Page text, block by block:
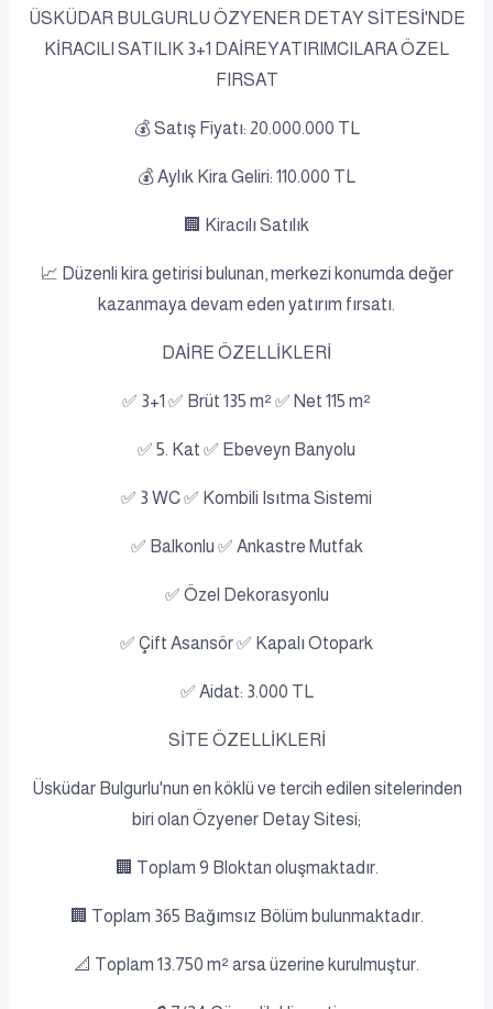
ÜSKÜDAR BULGURLU ÖZYENER DETAY SİTESİ'NDE
KİRACILI SATILIK 3+1 DAİREYATIRIMCILARA ÖZEL
FIRSAT
💰 Satış Fiyatı: 20.000.000 TL
💰 Aylık Kira Geliri: 110.000 TL
🏢 Kiracılı Satılık
📈 Düzenli kira getirisi bulunan, merkezi konumda değer
kazanmaya devam eden yatırım fırsatı.
DAİRE ÖZELLİKLERİ
✅ 3+1 ✅ Brüt 135 m² ✅ Net 115 m²
✅ 5. Kat ✅ Ebeveyn Banyolu
✅ 3 WC ✅ Kombili Isıtma Sistemi
✅ Balkonlu ✅ Ankastre Mutfak
✅ Özel Dekorasyonlu
✅ Çift Asansör ✅ Kapalı Otopark
✅ Aidat: 3.000 TL
SİTE ÖZELLİKLERİ
Üsküdar Bulgurlu'nun en köklü ve tercih edilen sitelerinden
biri olan Özyener Detay Sitesi;
🏢 Toplam 9 Bloktan oluşmaktadır.
🏢 Toplam 365 Bağımsız Bölüm bulunmaktadır.
📐 Toplam 13.750 m² arsa üzerine kurulmuştur.